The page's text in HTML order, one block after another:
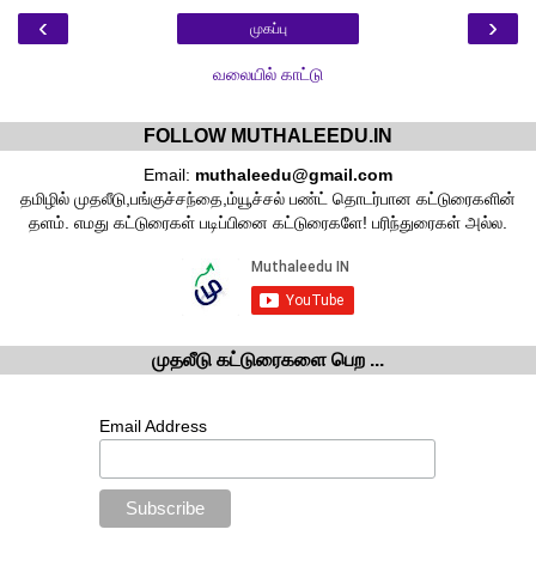
‹ ›
முகப்பு
வலையில் காட்டு
FOLLOW MUTHALEEDU.IN
Email: muthaleedu@gmail.com
தமிழில் முதலீடு,பங்குச்சந்தை,ம்யூச்சல் பண்ட் தொடர்பான கட்டுரைகளின்
தளம். எமது கட்டுரைகள் படிப்பினை கட்டுரைகளே! பரிந்துரைகள் அல்ல.
முதலீடு கட்டுரைகளை பெற ...
Email Address